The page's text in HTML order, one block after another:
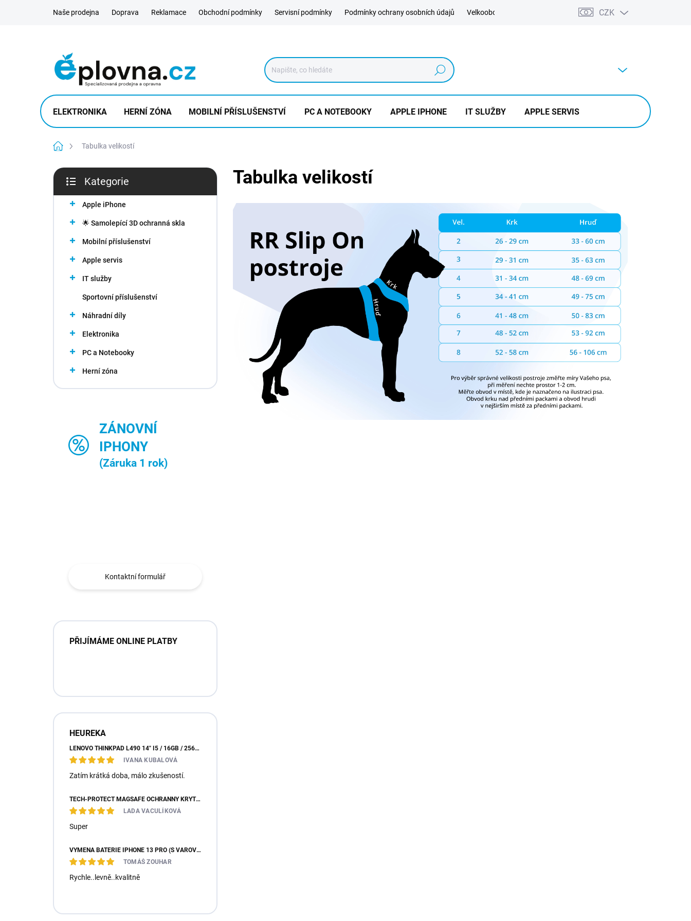
Naše prodejna Doprava Reklamace Obchodní podmínky Servisní podmínky Podmínky ochrany osobních údajů Velkoobchod Výkup CZK
Hledat
ELEKTRONIKA HERNÍ ZÓNA MOBILNÍ PŘÍSLUŠENSTVÍ PC A NOTEBOOKY APPLE IPHONE IT SLUŽBY APPLE SERVIS
Domů Tabulka velikostí
P
s
kategorie
Kategorie
Apple iPhone
🌟 Samolepící 3D ochranná skla
Mobilní příslušenství
Apple servis
IT služby
Sportovní příslušenství
Náhradní díly
Elektronika
PC a Notebooky
Herní zóna
ZÁNOVNÍ
IPHONY
(Záruka 1 rok)
Kontaktní formulář
PŘIJÍMÁME ONLINE PLATBY
HEUREKA
LENOVO THINKPAD L490 14" I5 / 16GB / 256GB SSD / WIN 11 PROFESSIONAL
IVANA KUBALOVÁ
Zatím krátká doba, málo zkušeností.
TECH-PROTECT MAGSAFE OCHRANNÝ KRYT PRO IPHONE 17 - GLITTER
LADA VACULÍKOVÁ
Super
VÝMĚNA BATERIE IPHONE 13 PRO (S VAROVNOU HLÁŠKOU / 100% KONDICE)
TOMÁŠ ZOUHAR
Rychle..levně..kvalitně
Tabulka velikostí